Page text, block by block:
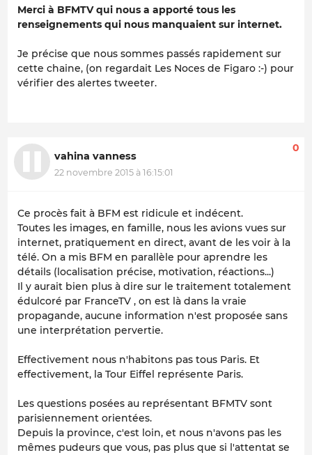
Merci à BFMTV qui nous a apporté tous les
renseignements qui nous manquaient sur internet.
Je précise que nous sommes passés rapidement sur
cette chaine, (on regardait Les Noces de Figaro :-) pour
vérifier des alertes tweeter.
vahina vanness
22 novembre 2015 à 16:15:01
0
Ce procès fait à BFM est ridicule et indécent.
Toutes les images, en famille, nous les avions vues sur
internet, pratiquement en direct, avant de les voir à la
télé. On a mis BFM en parallèle pour aprendre les
détails (localisation précise, motivation, réactions...)
Il y aurait bien plus à dire sur le traitement totalement
édulcoré par FranceTV , on est là dans la vraie
propagande, aucune information n'est proposée sans
une interprétation pervertie.
Effectivement nous n'habitons pas tous Paris. Et
effectivement, la Tour Eiffel représente Paris.
Les questions posées au représentant BFMTV sont
parisiennement orientées.
Depuis la province, c'est loin, et nous n'avons pas les
mêmes pudeurs que vous, pas plus que si l'attentat se